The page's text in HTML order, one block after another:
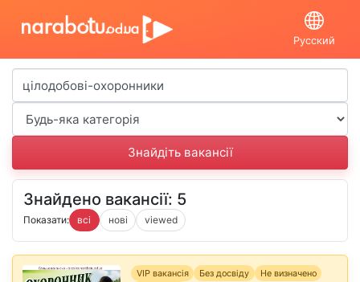
Русский
Знайдено вакансії: 5
Показати: всі нові viewed
VIP вакансія Без досвіду
Не визначено